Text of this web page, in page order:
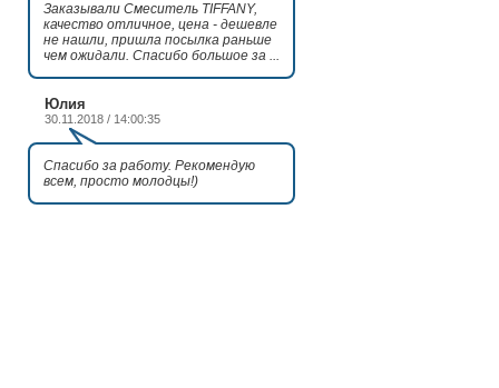
Заказывали Смеситель TIFFANY,
качество отличное, цена - дешевле
не нашли, пришла посылка раньше
чем ожидали. Спасибо большое за ...
Юлия
30.11.2018 / 14:00:35
Спасибо за работу. Рекомендую
всем, просто молодцы!)